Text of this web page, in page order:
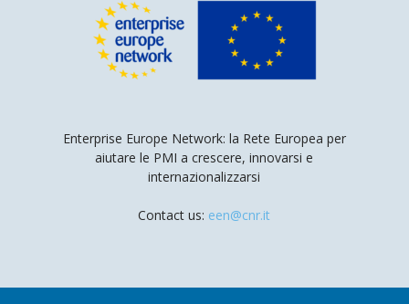
Enterprise Europe Network: la Rete Europea per
aiutare le PMI a crescere, innovarsi e
internazionalizzarsi
Contact us: een@cnr.it